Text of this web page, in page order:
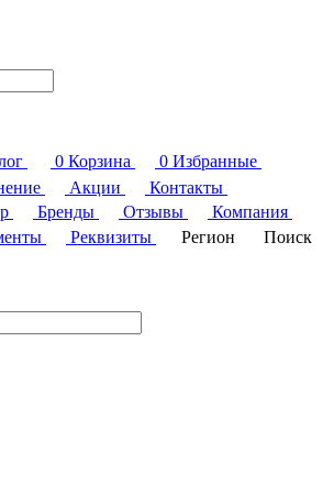
0 Корзина 0 Избранные
Акции
Контакты
Бренды Отзывы
Компания
Реквизиты Регион
Поиск